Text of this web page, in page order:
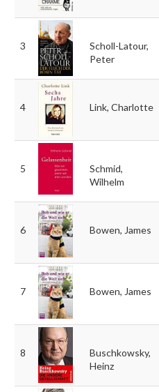
3
Scholl-Latour,
Peter
4 Link, Charlotte
5
Schmid,
Wilhelm
6 Bowen, James
7 Bowen, James
8
Buschkowsky,
Heinz